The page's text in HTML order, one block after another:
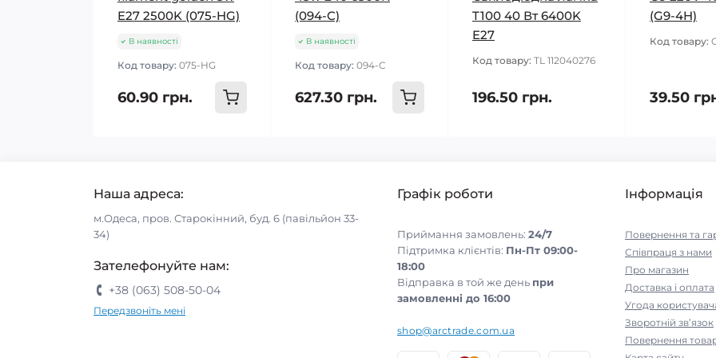
E27 2500K (075-HG)
В наявності
Код товару: 075-HG
60.90 грн.
(094-C)
В наявності
Код товару: 094-C
627.30 грн.
T100 40 Вт 6400K
E27
Код товару: TL 112040276
196.50 грн.
(G9-4H)
Код товару:
39.50
Наша адреса:
м.Одеса, пров. Старокінний, буд. 6 (павільйон 33-
34)
Зателефонуйте нам:
+38 (063) 508-50-04
Передзвоніть мені
Графік роботи
Приймання замовлень: 24/7
Підтримка клієнтів: Пн-Пт 09:00-
18:00
Відправка в той же день при
замовленні до 16:00
shop@arctrade.com.ua
Інформація
Повернення та
Співпраця з нами
Про магазин
Доставка і оплата
Угода
Зворотній зв’язок
Повернення